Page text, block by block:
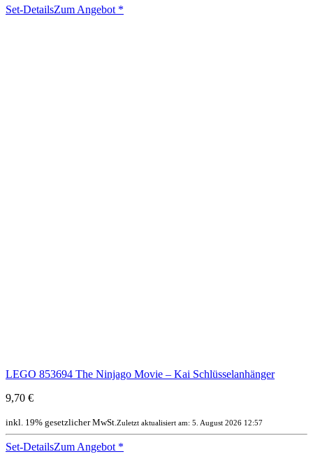
Set-DetailsZum Angebot *
LEGO 853694 The Ninjago Movie – Kai Schlüsselanhänger
9,70 €
inkl. 19% gesetzlicher MwSt.Zuletzt aktualisiert am: 5. August 2026 12:57
Set-DetailsZum Angebot *